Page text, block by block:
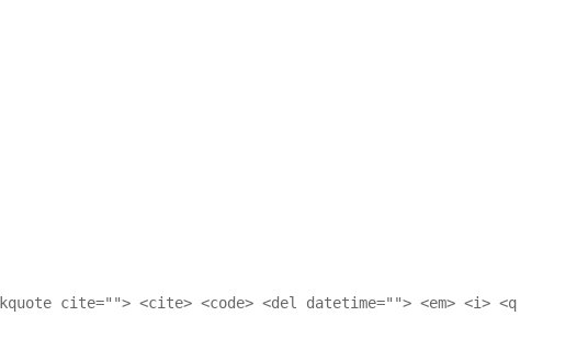
cite=""> <cite> <code> <del datetime=""> <em> <i> <q